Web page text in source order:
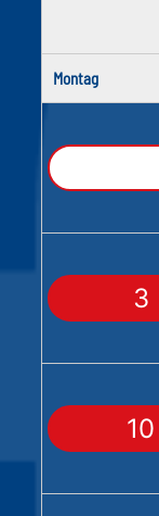
Montag
3
10